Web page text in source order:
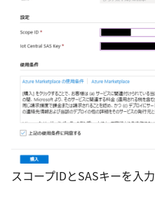
スコープIDとSASキーを入力